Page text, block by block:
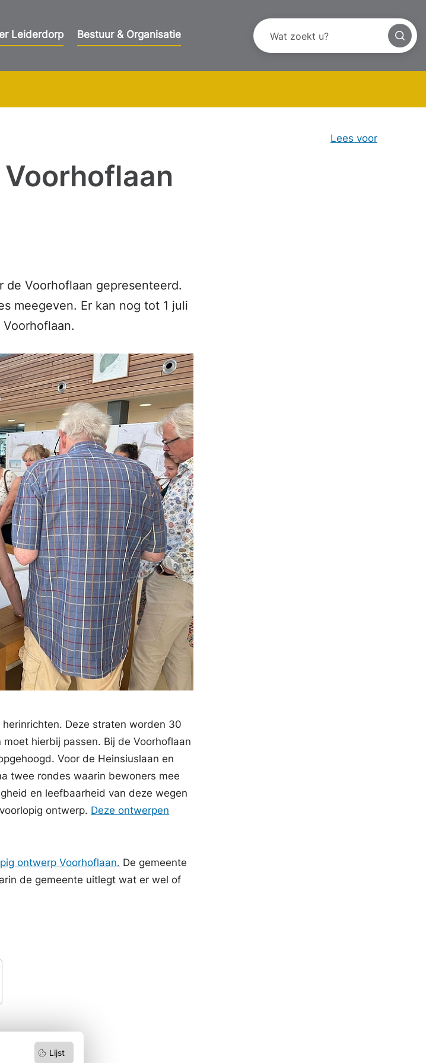
Lijst
Leiderdorp Bestuur & Organisatie
Lees voor
Voorhoflaan gepresenteerd.
meegeven. Er kan nog tot 1 juli
Deze straten worden 30
hierbij passen. Bij de Voorhoflaan
Voor de Heinsiuslaan en
twee rondes waarin bewoners mee
en leefbaarheid van deze wegen
ontwerp. Deze ontwerpen
ontwerp Voorhoflaan. De gemeente
de gemeente uitlegt wat er wel of